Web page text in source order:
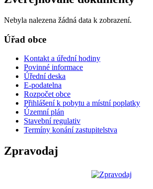
Nebyla nalezena žádná data k zobrazení.
Úřad obce
Kontakt a úřední hodiny
Povinné informace
Úřední deska
E-podatelna
Rozpočet obce
Přihlášení k pobytu a místní poplatky
Územní plán
Stavební regulativ
Termíny konání zastupitelstva
Zpravodaj